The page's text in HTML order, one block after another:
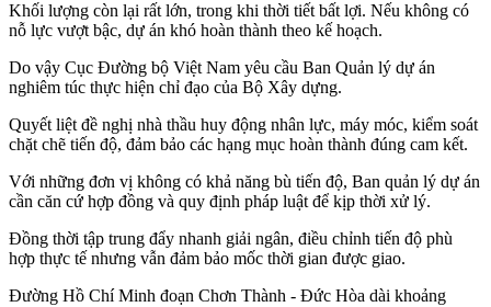
Khối lượng còn lại rất lớn, trong khi thời tiết bất lợi. Nếu không có
nỗ lực vượt bậc, dự án khó hoàn thành theo kế hoạch.
Do vậy Cục Đường bộ Việt Nam yêu cầu Ban Quản lý dự án
nghiêm túc thực hiện chỉ đạo của Bộ Xây dựng.
Quyết liệt đề nghị nhà thầu huy động nhân lực, máy móc, kiểm soát
chặt chẽ tiến độ, đảm bảo các hạng mục hoàn thành đúng cam kết.
Với những đơn vị không có khả năng bù tiến độ, Ban quản lý dự án
cần căn cứ hợp đồng và quy định pháp luật để kịp thời xử lý.
Đồng thời tập trung đẩy nhanh giải ngân, điều chỉnh tiến độ phù
hợp thực tế nhưng vẫn đảm bảo mốc thời gian được giao.
Đường Hồ Chí Minh đoạn Chơn Thành - Đức Hòa dài khoảng